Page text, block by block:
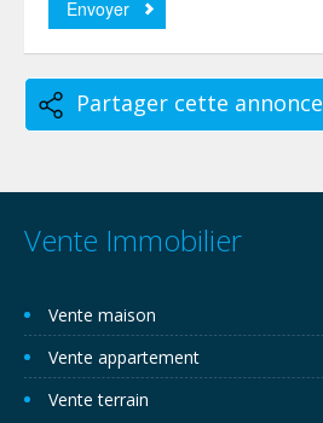
Partager cette annonce
Vente Immobilier
Vente maison
Vente appartement
Vente terrain